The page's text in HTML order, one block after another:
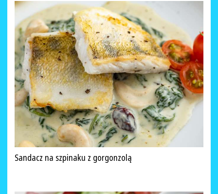
Sandacz na szpinaku z gorgonzolą